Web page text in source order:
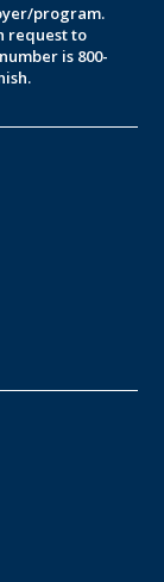
program.
request to
is 800-